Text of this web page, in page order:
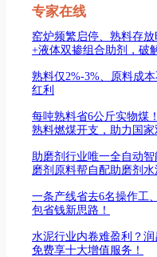
专家在线
窑炉频繁启停、熟料存
+液体双掺组合助剂，破
熟料仅2%-3%、原料成
红利
每吨熟料省6公斤实物煤
熟料燃煤开支，助力国
助磨剂行业唯一全自动
磨剂原料帮自配助磨剂
一条产线省去6名操作工
包省钱新思路！
水泥行业内卷难盈利？
免费享十大增值服务！